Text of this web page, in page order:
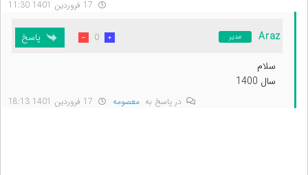
Araz مدیر
در پاسخ به معصومه
سلام
سال 1400
0 پاسخ